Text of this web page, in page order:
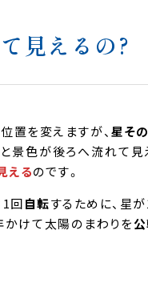
見えるの?
置を変えますが、星そ
景色が後ろへ流れて見
えるのです。
回自転するために、星
けて太陽のまわりを